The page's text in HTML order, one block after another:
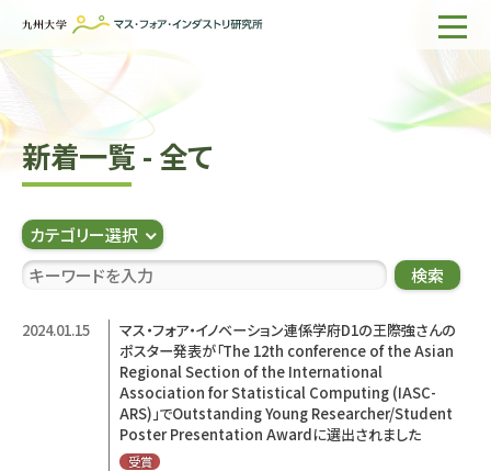
ホーム
IMIについて
組織・所員
研究活動
企業の方へ
サイト内検索 English
新着一覧 - 全て
カテゴリー選択
検索
2024.01.15
マス・フォア・イノベーション連係学府D1の王際強さんの
ポスター発表が「The 12th conference of the Asian
Regional Section of the International
Association for Statistical Computing (IASC-
ARS)」でOutstanding Young Researcher/Student
Poster Presentation Awardに選出されました
受賞